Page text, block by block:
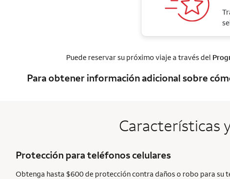
Puede reservar su próximo viaje a través del
Para obtener información adicional sobre
Características
Protección para teléfonos celulares
Obtenga hasta $600 de protección contra daños o robo para su